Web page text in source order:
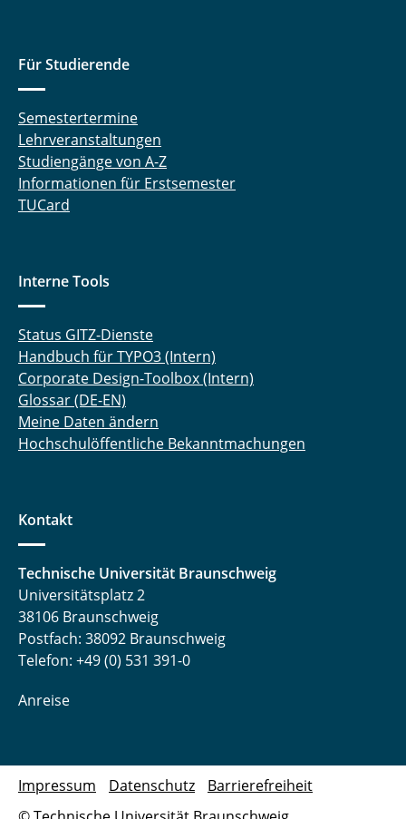
Für Studierende
Semestertermine
Lehrveranstaltungen
Studiengänge von A-Z
Informationen für Erstsemester
TUCard
Interne Tools
Status GITZ-Dienste
Handbuch für TYPO3 (Intern)
Corporate Design-Toolbox (Intern)
Glossar (DE-EN)
Meine Daten ändern
Hochschulöffentliche Bekanntmachungen
Kontakt
Technische Universität Braunschweig
Universitätsplatz 2
38106 Braunschweig
Postfach: 38092 Braunschweig
Telefon: +49 (0) 531 391-0
Anreise
Impressum Datenschutz Barrierefreiheit